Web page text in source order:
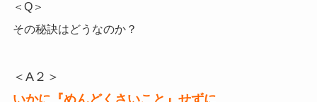
＜Q＞
その秘訣はどうなのか？
＜A２＞
いかに『めんどくさいこと』せずに